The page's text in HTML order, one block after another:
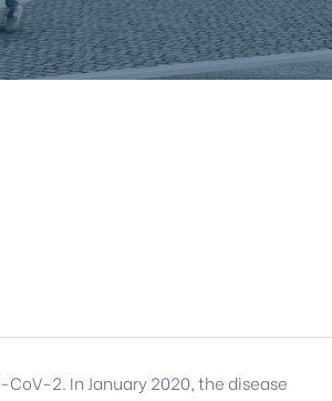
2. In January 2020, the disease